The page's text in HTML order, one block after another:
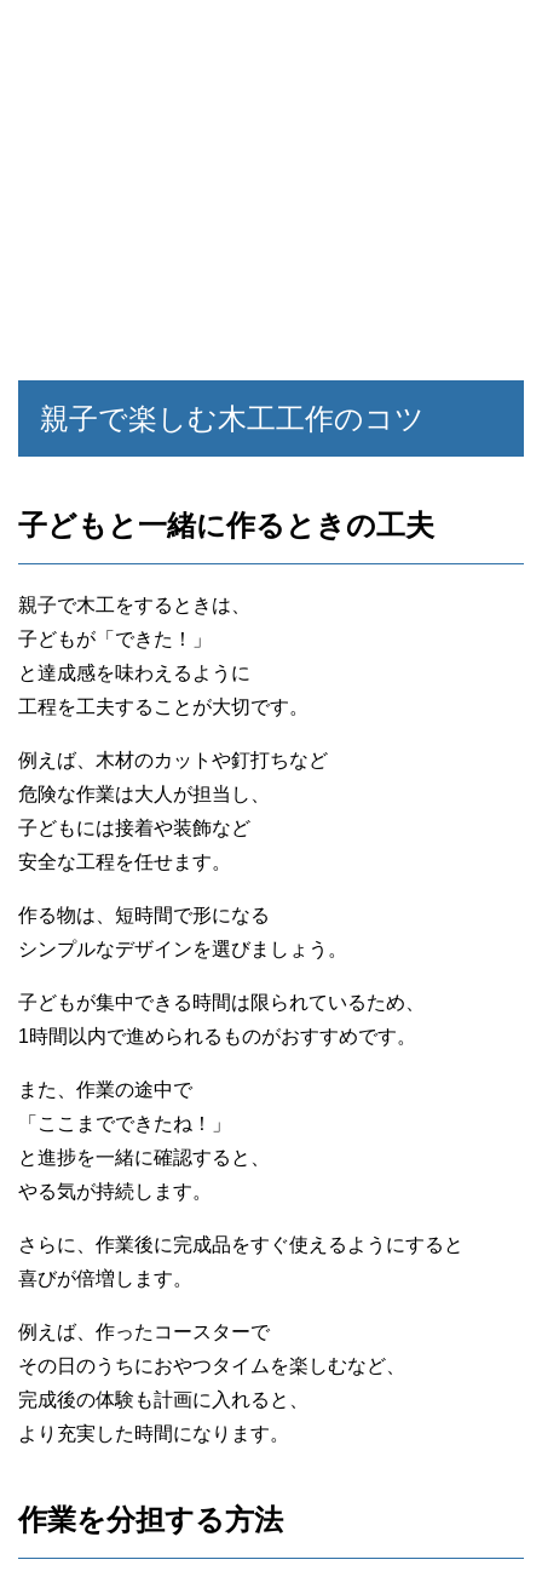
親子で楽しむ木工工作のコツ
子どもと一緒に作るときの工夫
親子で木工をするときは、
子どもが「できた！」
と達成感を味わえるように
工程を工夫することが大切です。
例えば、木材のカットや釘打ちなど
危険な作業は大人が担当し、
子どもには接着や装飾など
安全な工程を任せます。
作る物は、短時間で形になる
シンプルなデザインを選びましょう。
子どもが集中できる時間は限られているため、
1時間以内で進められるものがおすすめです。
また、作業の途中で
「ここまでできたね！」
と進捗を一緒に確認すると、
やる気が持続します。
さらに、作業後に完成品をすぐ使えるようにすると
喜びが倍増します。
例えば、作ったコースターで
その日のうちにおやつタイムを楽しむなど、
完成後の体験も計画に入れると、
より充実した時間になります。
作業を分担する方法